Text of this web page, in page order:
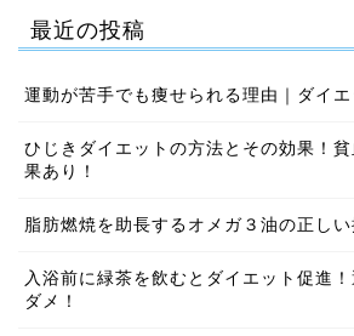
最近の投稿
運動が苦手でも痩せられる理由｜ダイ
ひじきダイエットの方法とその効果！
果あり！
脂肪燃焼を助長するオメガ３油の正しい
入浴前に緑茶を飲むとダイエット促進
ダメ！